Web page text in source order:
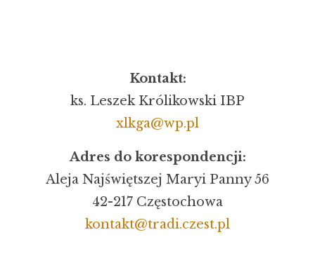
Kontakt:
ks. Leszek Królikowski IBP
xlkga@wp.pl
Adres do korespondencji:
Aleja Najświętszej Maryi Panny 56
42-217 Częstochowa
kontakt@tradi.czest.pl